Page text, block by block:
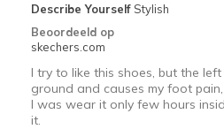
Describe Yourself Stylish
Beoordeeld op
skechers.com
I try to like this shoes, but the
ground and causes my foot
I was wear it only few hours
it.